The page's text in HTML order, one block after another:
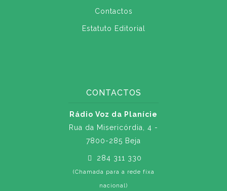
Contactos
Estatuto Editorial
CONTACTOS
Rádio Voz da Planície
Rua da Misericórdia, 4 -
7800-285 Beja
284 311 330
(Chamada para a rede fixa
nacional)